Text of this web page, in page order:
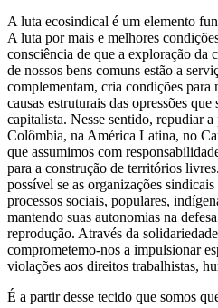
A luta ecosindical é um elemento
A luta por mais e melhores
consciência de que a exploração da
de nossos bens comuns estão a
complementam, cria condições para
causas estruturais das opressões
capitalista. Nesse sentido, repudiar
Colômbia, na América Latina, no
que assumimos com
para a construção de territórios
possível se as organizações
processos sociais, populares,
mantendo suas autonomias na
reprodução. Através da
comprometemo-nos a impulsionar
violações aos direitos trabalhistas,
É a partir desse tecido que somos